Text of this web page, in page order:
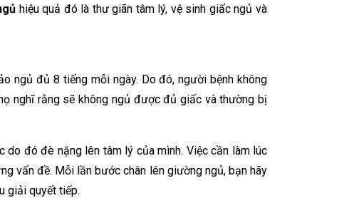
hiệu quả đó là thư giãn tâm lý, vệ sinh giấc ngủ và
ngủ đủ 8 tiếng mỗi ngày. Do đó, người bệnh không
nghĩ rằng sẽ không ngủ được đủ giấc và thường bị
đó đè nặng lên tâm lý của mình. Việc cần làm lúc
vấn đề. Mỗi lần bước chân lên giường ngủ, bạn hãy
giải quyết tiếp.